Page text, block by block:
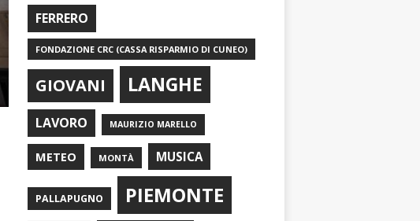
FERRERO
FONDAZIONE CRC (CASSA RISPARMIO DI CUNEO)
GIOVANI LANGHE
LAVORO MAURIZIO MARELLO
METEO MONTÀ MUSICA
PALLAPUGNO PIEMONTE